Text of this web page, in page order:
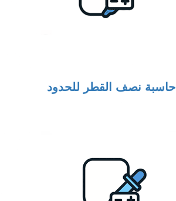
حاسبة نصف القطر للحدود